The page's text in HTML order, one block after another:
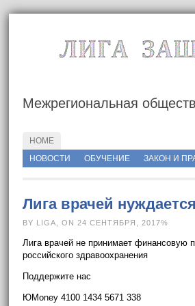
Межрегиональная
HOME
http://rusmedserver.com/wp-content/
НОВОСТИ ОБУЧЕНИЕ ЗАКОН И
Лига врачей
BY LIGA, ON 24 СЕНТЯБРЯ, 2017%
Лига врачей не принимает финансовую
российского здравоохранения
Поддержите нас
ЮMoney 4100 1434 5671 338